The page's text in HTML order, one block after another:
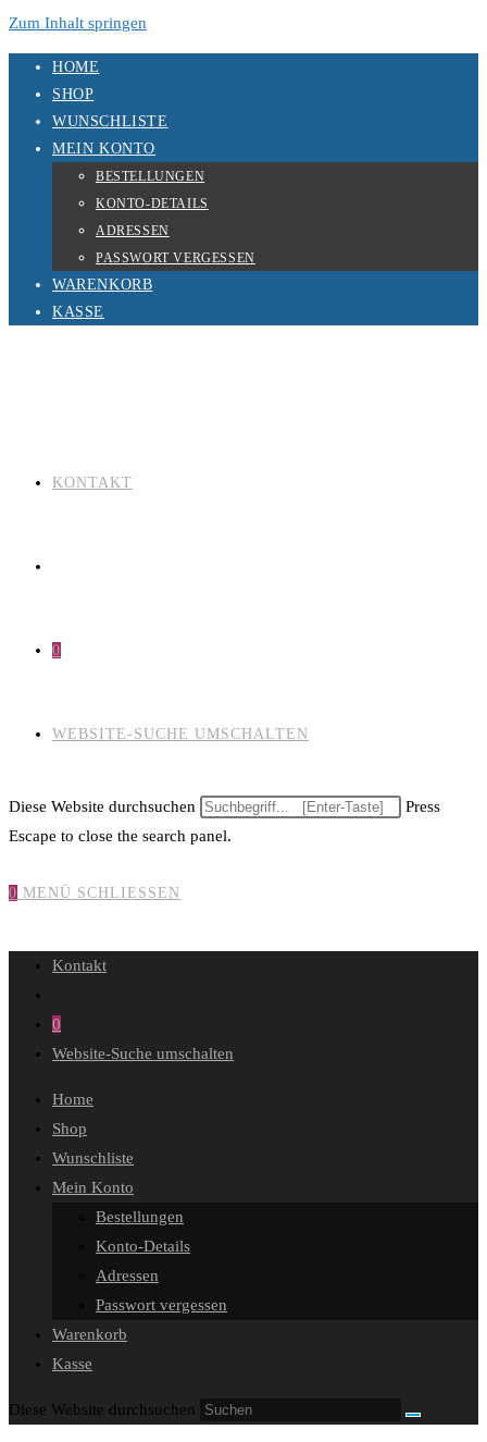
Zum Inhalt springen
HOME
SHOP
WUNSCHLISTE
MEIN KONTO
BESTELLUNGEN
KONTO-DETAILS
ADRESSEN
PASSWORT VERGESSEN
WARENKORB
KASSE
KONTAKT
0
WEBSITE-SUCHE UMSCHALTEN
Diese Website durchsuchen
Press
Escape to close the search panel.
0 MENÜ SCHLIESSEN
Kontakt
0
Website-Suche umschalten
Home
Shop
Wunschliste
Mein Konto
Bestellungen
Konto-Details
Adressen
Passwort vergessen
Warenkorb
Kasse
Diese Website durchsuchen